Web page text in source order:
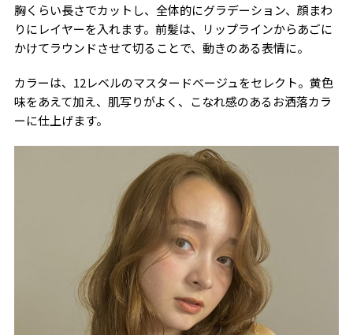
胸くらい長さでカットし、全体的にグラデーション、顔まわ
りにレイヤーを入れます。前髪は、リップラインからあごに
かけてラウンドさせて切ることで、動きのある表情に。
カラーは、12レベルのマスタードベージュをセレクト。黄色
味をあえて加え、肌写りがよく、こなれ感のあるお洒落カラ
ーに仕上げます。